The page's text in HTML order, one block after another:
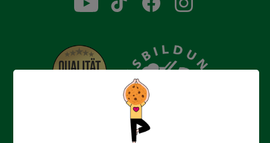
Erfolgreich bewerben mit Ausbildungspark: Wir